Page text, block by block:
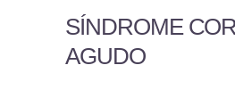
SÍNDROME
AGUDO